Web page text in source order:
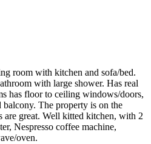
room with kitchen and sofa/bed.
with large shower. Has real
has floor to ceiling windows/doors,
The property is on the
are great. Well kitted kitchen, with 2
Nespresso coffee machine,
oven.